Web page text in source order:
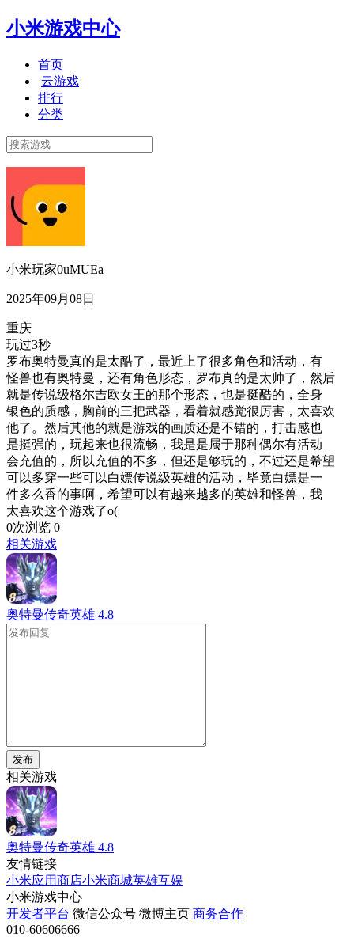
小米游戏中心
首页
云游戏
排行
分类
小米玩家0uMUEa
2025年09月08日
重庆
玩过3秒
罗布奥特曼真的是太酷了，最近上了很多角色和活动，有
怪兽也有奥特曼，还有角色形态，罗布真的是太帅了，然后
就是传说级格尔吉欧女王的那个形态，也是挺酷的，全身
银色的质感，胸前的三把武器，看着就感觉很厉害，太喜欢
他了。然后其他的就是游戏的画质还是不错的，打击感也
是挺强的，玩起来也很流畅，我是是属于那种偶尔有活动
会充值的，所以充值的不多，但还是够玩的，不过还是希望
可以多穿一些可以白嫖传说级英雄的活动，毕竟白嫖是一
件多么香的事啊，希望可以有越来越多的英雄和怪兽，我
太喜欢这个游戏了o(
0次浏览 0
相关游戏
奥特曼传奇英雄 4.8
发布
相关游戏
奥特曼传奇英雄 4.8
友情链接
小米应用商店小米商城英雄互娱
小米游戏中心
开发者平台 微信公众号 微博主页 商务合作
010-60606666